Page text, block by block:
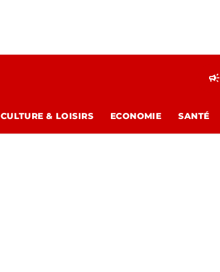
campaign
CULTURE & LOISIRS ECONOMIE SANTÉ